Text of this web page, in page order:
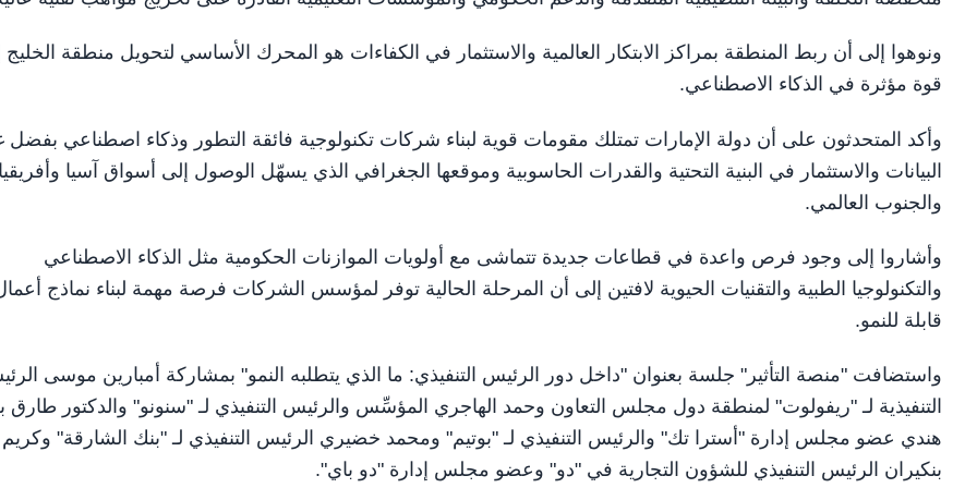
ونوهوا إلى أن ربط المنطقة بمراكز الابتكار العالمية والاستثمار في الكفاءات هو المحرك الأساسي لتحويل منطقة الخليج
قوة مؤثرة في الذكاء الاصطناعي.
وأكد المتحدثون على أن دولة الإمارات تمتلك مقومات قوية لبناء شركات تكنولوجية فائقة التطور وذكاء اصطناعي بفضل
البيانات والاستثمار في البنية التحتية والقدرات الحاسوبية وموقعها الجغرافي الذي يسهّل الوصول إلى أسواق آسيا وأفريقيا
والجنوب العالمي.
وأشاروا إلى وجود فرص واعدة في قطاعات جديدة تتماشى مع أولويات الموازنات الحكومية مثل الذكاء الاصطناعي
والتكنولوجيا الطبية والتقنيات الحيوية لافتين إلى أن المرحلة الحالية توفر لمؤسس الشركات فرصة مهمة لبناء نماذج
قابلة للنمو.
واستضافت "منصة التأثير" جلسة بعنوان "داخل دور الرئيس التنفيذي: ما الذي يتطلبه النمو" بمشاركة أمبارين موسى
التنفيذية لـ "ريفولوت" لمنطقة دول مجلس التعاون وحمد الهاجري المؤسِّس والرئيس التنفيذي لـ "سنونو" والدكتور طارق
هندي عضو مجلس إدارة "أسترا تك" والرئيس التنفيذي لـ "بوتيم" ومحمد خضيري الرئيس التنفيذي لـ "بنك الشارقة" وكريم
بنكيران الرئيس التنفيذي للشؤون التجارية في "دو" وعضو مجلس إدارة "دو باي".